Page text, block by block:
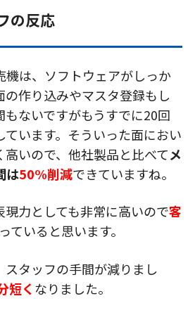
の反応
機は、ソフトウェアがしっか
の作り込みやマスタ登録もし
ないですがもうすでに20回
います。そういった面におい
いので、他社製品と比べてメ
は50%削減できていますね。
現力としても非常に高いので客
ていると思います。
スタッフの手間が減りまし
短く なりました。